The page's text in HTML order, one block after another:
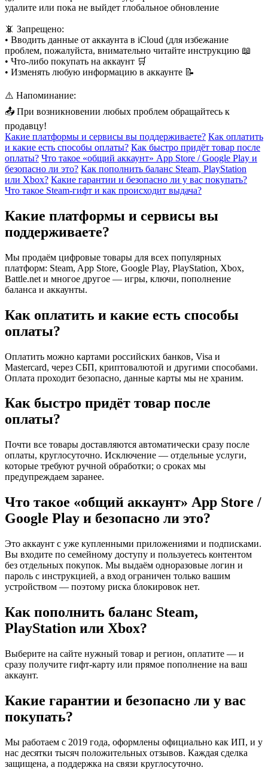
удалите или пока не выйдет глобальное обновление
📵 Запрещено:
• Вводить данные от аккаунта в iCloud (для избежание
проблем, пожалуйста, внимательно читайте инструкцию 📖
• Что-либо покупать на аккаунт 🛒
• Изменять любую информацию в аккаунте 📝
⚠️ Напоминание:
📤 При возникновении любых проблем обращайтесь к
продавцу!
Какие платформы и сервисы вы поддерживаете? Как оплатить
и какие есть способы оплаты? Как быстро придёт товар после
оплаты? Что такое «общий аккаунт» App Store / Google Play и
безопасно ли это? Как пополнить баланс Steam, PlayStation
или Xbox? Какие гарантии и безопасно ли у вас покупать?
Что такое Steam-гифт и как происходит выдача?
Какие платформы и сервисы вы
поддерживаете?
Мы продаём цифровые товары для всех популярных
платформ: Steam, App Store, Google Play, PlayStation, Xbox,
Battle.net и многое другое — игры, ключи, пополнение
баланса и аккаунты.
Как оплатить и какие есть способы
оплаты?
Оплатить можно картами российских банков, Visa и
Mastercard, через СБП, криптовалютой и другими способами.
Оплата проходит безопасно, данные карты мы не храним.
Как быстро придёт товар после
оплаты?
Почти все товары доставляются автоматически сразу после
оплаты, круглосуточно. Исключение — отдельные услуги,
которые требуют ручной обработки; о сроках мы
предупреждаем заранее.
Что такое «общий аккаунт» App Store /
Google Play и безопасно ли это?
Это аккаунт с уже купленными приложениями и подписками.
Вы входите по семейному доступу и пользуетесь контентом
без отдельных покупок. Мы выдаём одноразовые логин и
пароль с инструкцией, а вход ограничен только вашим
устройством — поэтому риска блокировок нет.
Как пополнить баланс Steam,
PlayStation или Xbox?
Выберите на сайте нужный товар и регион, оплатите — и
сразу получите гифт-карту или прямое пополнение на ваш
аккаунт.
Какие гарантии и безопасно ли у вас
покупать?
Мы работаем с 2019 года, оформлены официально как ИП, и у
нас десятки тысяч положительных отзывов. Каждая сделка
защищена, а поддержка на связи круглосуточно.